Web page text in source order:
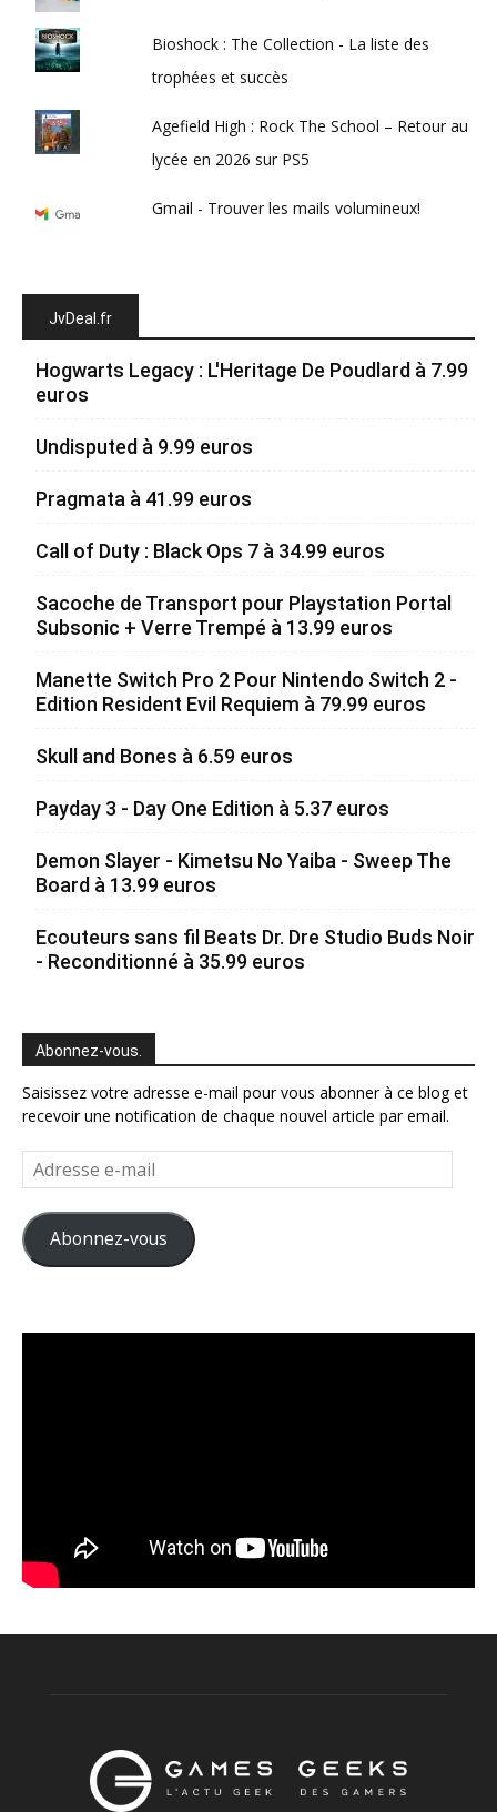
Bioshock : The Collection - La liste des
trophées et succès
Agefield High : Rock The School – Retour au
lycée en 2026 sur PS5
Gmail - Trouver les mails volumineux!
JvDeal.fr
Hogwarts Legacy : L'Heritage De Poudlard à 7.99
euros
Undisputed à 9.99 euros
Pragmata à 41.99 euros
Call of Duty : Black Ops 7 à 34.99 euros
Sacoche de Transport pour Playstation Portal
Subsonic + Verre Trempé à 13.99 euros
Manette Switch Pro 2 Pour Nintendo Switch 2 -
Edition Resident Evil Requiem à 79.99 euros
Skull and Bones à 6.59 euros
Payday 3 - Day One Edition à 5.37 euros
Demon Slayer - Kimetsu No Yaiba - Sweep The
Board à 13.99 euros
Ecouteurs sans fil Beats Dr. Dre Studio Buds Noir
- Reconditionné à 35.99 euros
Abonnez-vous.
Saisissez votre adresse e-mail pour vous abonner à ce blog et
recevoir une notification de chaque nouvel article par email.
Adresse
e-
mail
Abonnez-vous